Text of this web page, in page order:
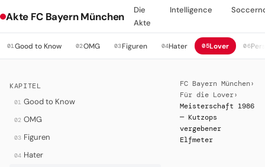
Akte FC Bayern München
Die
Akte
Intelligence
01Good to Know 02OMG 03Figuren 04Hater 05Lover 06
KAPITEL
01 Good to Know
02 OMG
03 Figuren
04 Hater
FC Bayern München›
Für die Lover›
Meisterschaft 1986
— Kutzops
vergebener
Elfmeter